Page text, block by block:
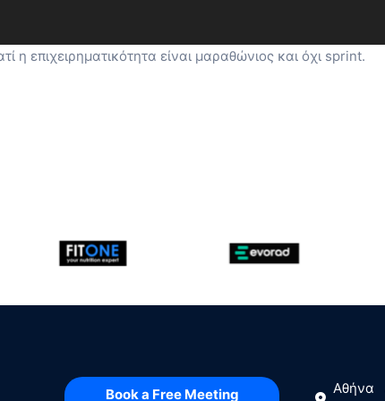
η επιχειρηματικότητα είναι μαραθώνιος και όχι sprint.
Book a Free Meeting
Αθήνα